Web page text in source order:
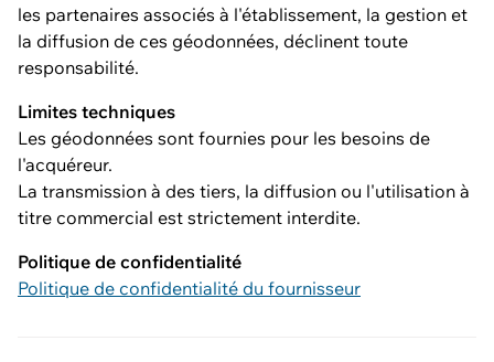
les partenaires associés à l'établissement, la gestion et
la diffusion de ces géodonnées, déclinent toute
responsabilité.
Limites techniques
Les géodonnées sont fournies pour les besoins de
l'acquéreur.
La transmission à des tiers, la diffusion ou l'utilisation à
titre commercial est strictement interdite.
Politique de confidentialité
Politique de confidentialité du fournisseur